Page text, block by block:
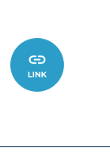
https://
para-
Link